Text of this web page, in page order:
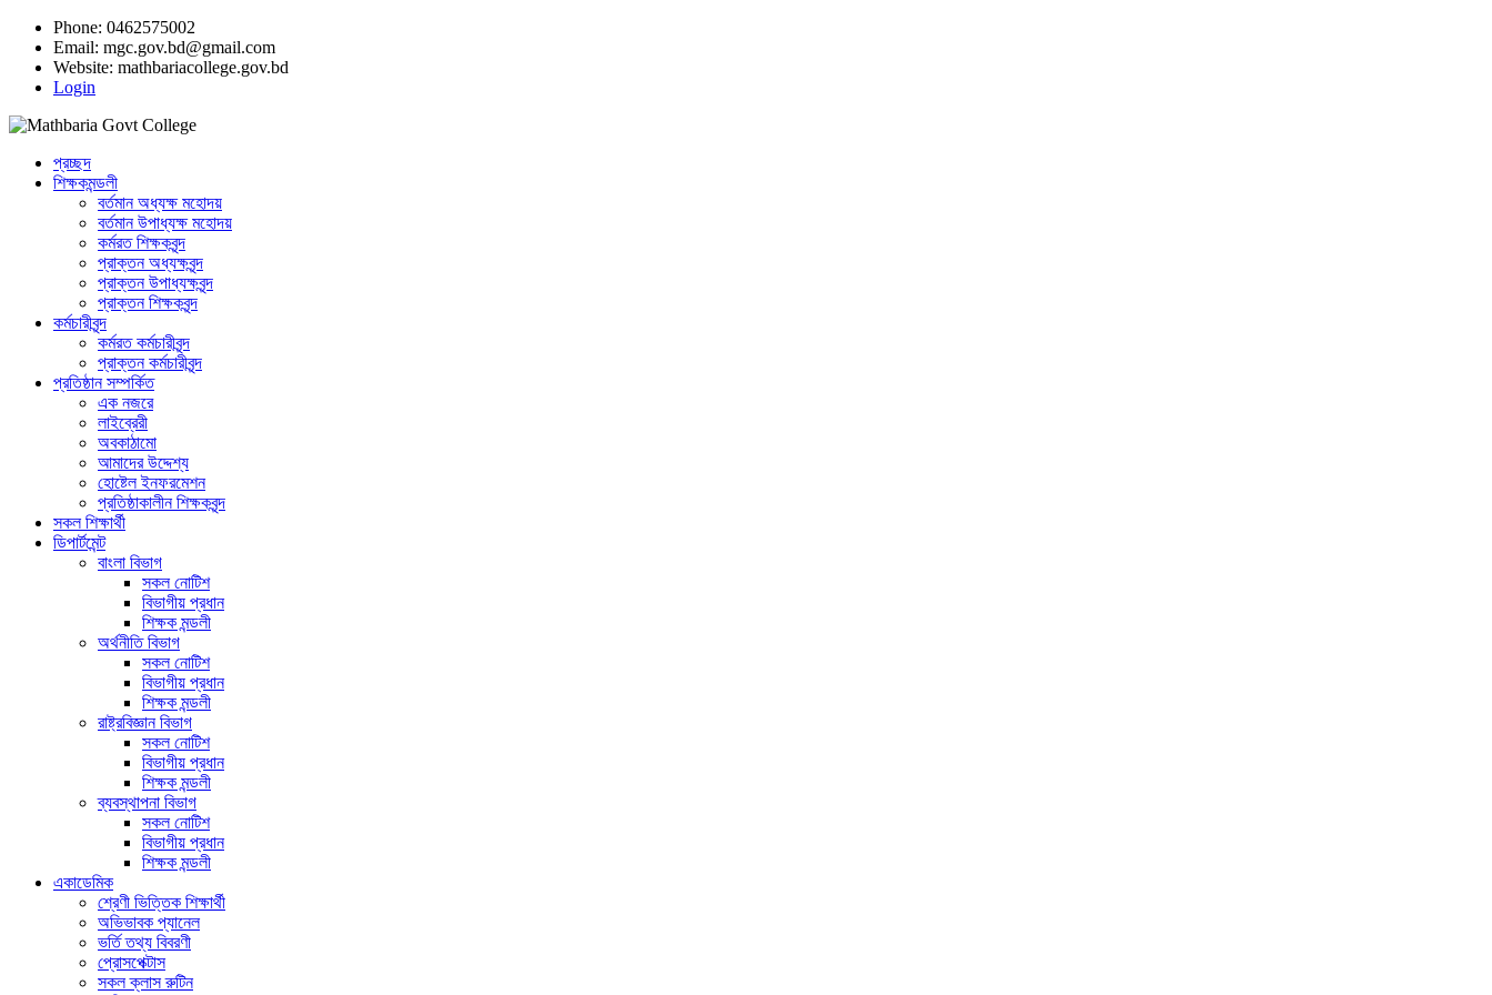
Phone: 0462575002
Email: mgc.gov.bd@gmail.com
Website: mathbariacollege.gov.bd
Login
প্রচ্ছদ
শিক্ষকমন্ডলী
বর্তমান অধ্যক্ষ মহোদয়
বর্তমান ‌উপাধ্যক্ষ মহোদয়
কর্মরত শিক্ষকবৃন্দ
প্রাক্তন অধ্যক্ষবৃন্দ
প্রাক্তন উপাধ্যক্ষবৃন্দ
প্রাক্তন শিক্ষকবৃন্দ
কর্মচারীবৃন্দ
কর্মরত কর্মচারীবৃন্দ
প্রাক্তন কর্মচারীবৃন্দ
প্রতিষ্ঠান সম্পর্কিত
এক নজরে
লাইব্রেরী
অবকাঠামো
আমাদের উদ্দেশ্য
হোষ্টেল ইনফরমেশন
প্রতিষ্ঠাকালীন শিক্ষকবৃন্দ
সকল শিক্ষার্থী
ডিপার্টমেন্ট
বাংলা বিভাগ
সকল নোটিশ
বিভাগীয় প্রধান
শিক্ষক মন্ডলী
অর্থনীতি বিভাগ
সকল নোটিশ
বিভাগীয় প্রধান
শিক্ষক মন্ডলী
রাষ্ট্রবিজ্ঞান বিভাগ
সকল নোটিশ
বিভাগীয় প্রধান
শিক্ষক মন্ডলী
ব্যবস্থাপনা বিভাগ
সকল নোটিশ
বিভাগীয় প্রধান
শিক্ষক মন্ডলী
একাডেমিক
শ্রেণী ভিত্তিক শিক্ষার্থী
অভিভাবক প্যানেল
ভর্তি তথ্য বিবরণী
প্রোসপেক্টাস
সকল ক্লাস রুটিন